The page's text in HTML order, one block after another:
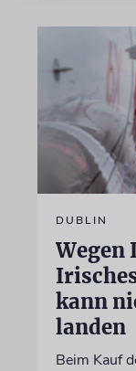
DUBLIN
kann
landen
Beim Kauf